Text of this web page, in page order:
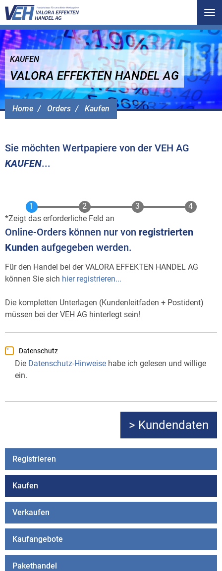
Home Orders Kaufen
KAUFEN
VALORA EFFEKTEN HANDEL AG
Sie möchten Wertpapiere von der VEH AG
KAUFEN...
Zeigt das erforderliche Feld an
Online-Orders können nur von registrierten
Kunden aufgegeben werden.
Für den Handel bei der VALORA EFFEKTEN HANDEL AG
können Sie sich hier registrieren...
Die kompletten Unterlagen (Kundenleitfaden + Postident)
müssen bei der VEH AG hinterlegt sein!
Datenschutz
Die Datenschutz-Hinweise habe ich gelesen und willige
ein.
Registrieren
Kaufen
Verkaufen
Kaufangebote
Pakethandel